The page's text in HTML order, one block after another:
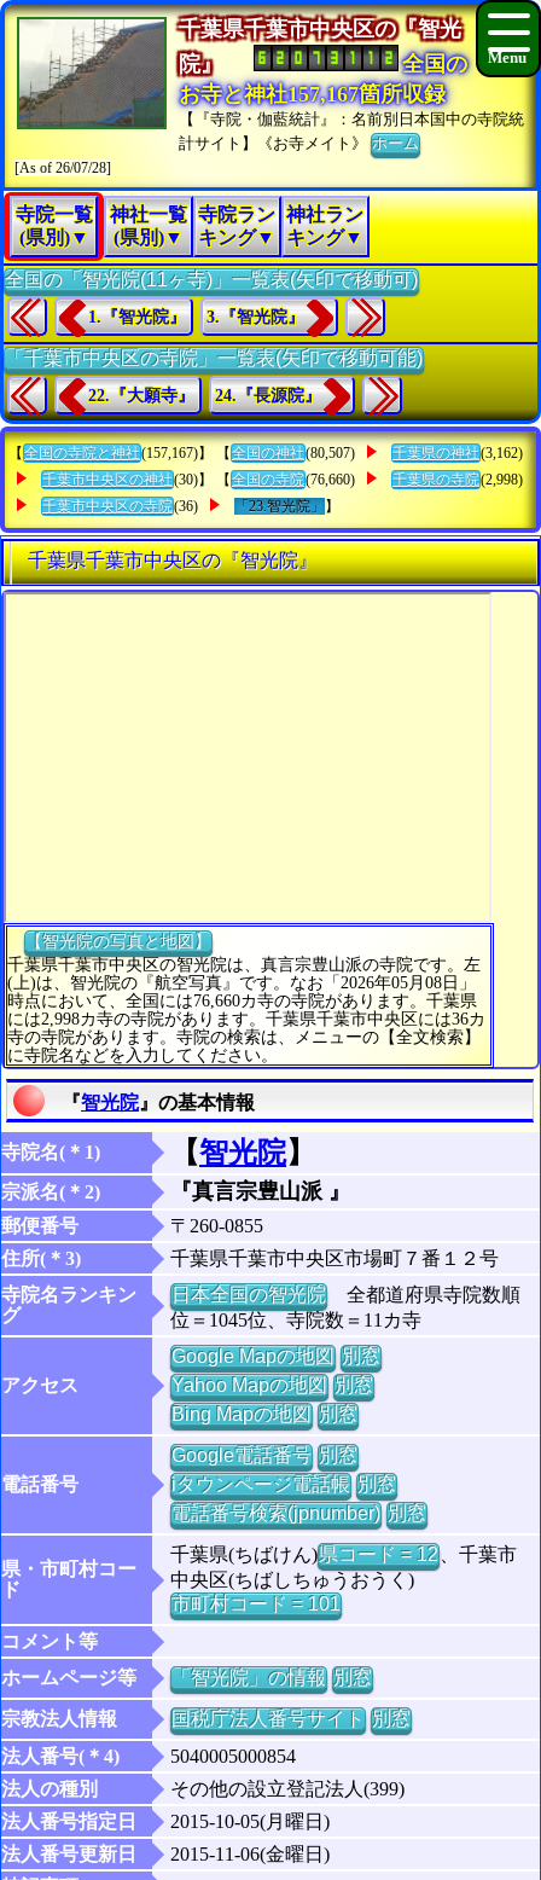
千葉県千葉市中央区の『智光
院』
全国の
お寺と神社157,167箇所収録
【『寺院・伽藍統計』：名前別日本国中の寺院統
計サイト】《お寺メイト》ホーム
[As of 26/07/28]
寺院一覧
(県別)▼
神社一覧
(県別)▼
寺院ラン
キング▼
神社ラン
キング▼
全国の「智光院(11ヶ寺)」一覧表(矢印で移動可)
1.『智光院』 3.『智光院』
「千葉市中央区の寺院」一覧表(矢印で移動可能)
22.『大願寺』 24.『長源院』
【 全国の寺院と神社(157,167)】 【 全国の神社(80,507) 千葉県の神社(3,162)
千葉市中央区の神社(30)】 【 全国の寺院(76,660) 千葉県の寺院(2,998)
千葉市中央区の寺院(36) 「23.智光院」 】
千葉県千葉市中央区の『智光院』
【智光院の写真と地図】
千葉県千葉市中央区の智光院は、真言宗豊山派の寺院です。左
(上)は、智光院の『航空写真』です。なお「2026年05月08日」
時点において、全国には76,660カ寺の寺院があります。千葉県
には2,998カ寺の寺院があります。千葉県千葉市中央区には36カ
寺の寺院があります。寺院の検索は、メニューの【全文検索】
に寺院名などを入力してください。
『智光院』の基本情報
寺院名(＊1) 【智光院】
宗派名(＊2) 『真言宗豊山派 』
郵便番号
〒260-0855
住所(＊3)
千葉県千葉市中央区市場町７番１２号
寺院名ランキン
グ
日本全国の智光院全都道府県寺院数順
位＝1045位、寺院数＝11カ寺
アクセス
Google Mapの地図 別窓
Yahoo Mapの地図 別窓
Bing Mapの地図 別窓
電話番号
Google電話番号 別窓
iタウンページ電話帳 別窓
電話番号検索(jpnumber) 別窓
県・市町村コー
ド
千葉県(ちばけん)県コード = 12、千葉市
中央区(ちばしちゅうおうく)
市町村コード = 101
コメント等
ホームページ等
「智光院」の情報 別窓
宗教法人情報
国税庁法人番号サイト 別窓
法人番号(＊4)
5040005000854
法人の種別
その他の設立登記法人(399)
法人番号指定日
2015-10-05(月曜日)
法人番号更新日
2015-11-06(金曜日)